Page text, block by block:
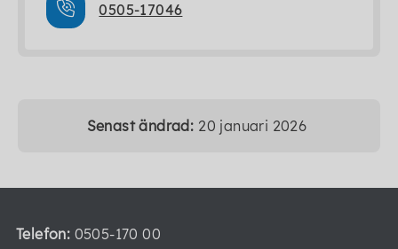
0505-17046
Senast ändrad: 20 januari 2026
Telefon: 0505-170 00